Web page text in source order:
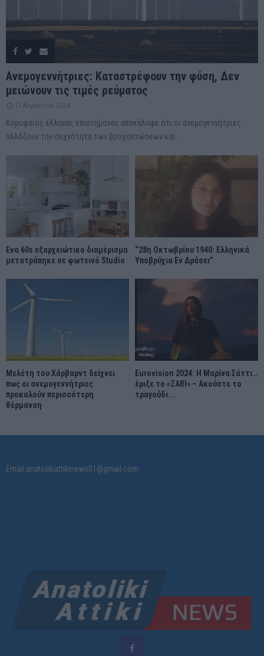
Ανεμογεννήτριες: Καταστρέφουν την φύση, Δεν
μειώνουν τις τιμές ρεύματος
17 Αυγούστου 2024
Κορυφαίος έλληνας επιστήμονας αποκάλυψε ότι οι ανεμογεννήτριες
αλλάζουν την συχνότητα των βροχοπτώσεων και...
Ένα 60s εξαρχειώτικο διαμέρισμα
μετατράπηκε σε φωτεινό Studio
“28η Οκτωβρίου 1940: Ελληνικά
Υποβρύχια Εν Δράσει”
Μελέτη του Χάρβαρντ δείχνει
πως οι ανεμογεννήτριες
προκαλούν περισσότερη
θέρμανση
Eurovision 2024: Η Μαρίνα Σάττι…
έριξε το «ZARI» – Ακούστε το
τραγούδι...
Email:anatolikiattikinews01@gmail.com